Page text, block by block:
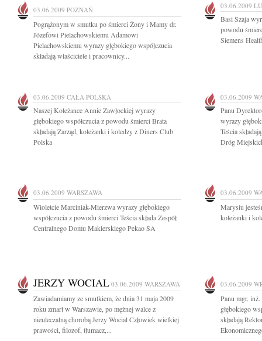
03.06.2009 POZNAŃ
Pogrążonym w smutku po śmierci Żony i Mamy dr.
Józefowi Pielachowskiemu Adamowi
Pielachowskiemu wyrazy głębokiego współczucia
składają właściciele i pracownicy...
03.06.2009
Basi Szaja
powodu
Siemens
03.06.2009 CAŁA POLSKA
Naszej Koleżance Annie Zawłockiej wyrazy
głębokiego współczucia z powodu śmierci Brata
składają Zarząd, koleżanki i koledzy z Diners Club
Polska
03.06.2009
Panu
wyrazy
Teścia
Dróg
03.06.2009 WARSZAWA
Wioletcie Marciniak-Mierzwa wyrazy głębokiego
współczucia z powodu śmierci Teścia składa Zespół
Centralnego Domu Maklerskiego Pekao SA
03.06.2009
Marysiu
koleżanki i
JERZY WOCIAL 03.06.2009 WARSZAWA
Zawiadamiamy ze smutkiem, że dnia 31 maja 2009
roku zmarł w Warszawie, po mężnej walce z
nieuleczalną chorobą Jerzy Wocial Człowiek wielkiej
prawości, filozof, tłumacz,...
03.06.2009
Panu mgr.
głębokiego
składają